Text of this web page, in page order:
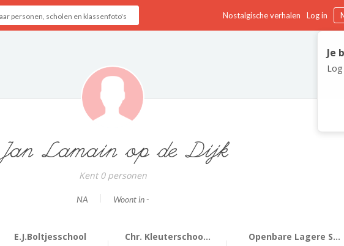
Nostalgische verhalen Log in
Je
Jan Lamain op de Dijk
Kent 0 personen
NA Woont in -
E.J.Boltjesschool
Chr. Kleuterschoo...
Openbare Lagere S...